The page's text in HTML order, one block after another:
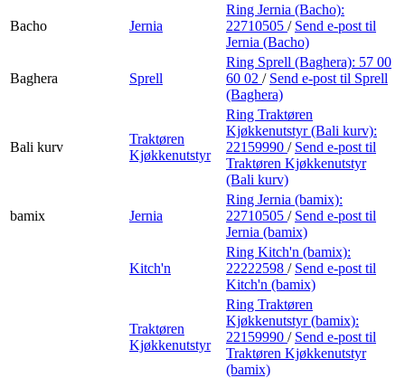
Bacho Jernia
Ring Jernia (Bacho):
22710505 / Send e-post til
Jernia (Bacho)
Baghera Sprell
Ring Sprell (Baghera): 57 00
60 02 / Send e-post til Sprell
(Baghera)
Bali kurv
Traktøren
Kjøkkenutstyr
Ring Traktøren
Kjøkkenutstyr (Bali kurv):
22159990 / Send e-post til
Traktøren Kjøkkenutstyr
(Bali kurv)
bamix Jernia
Ring Jernia (bamix):
22710505 / Send e-post til
Jernia (bamix)
Kitch'n
Ring Kitch'n (bamix):
22222598 / Send e-post til
Kitch'n (bamix)
Traktøren
Kjøkkenutstyr
Ring Traktøren
Kjøkkenutstyr (bamix):
22159990 / Send e-post til
Traktøren Kjøkkenutstyr
(bamix)